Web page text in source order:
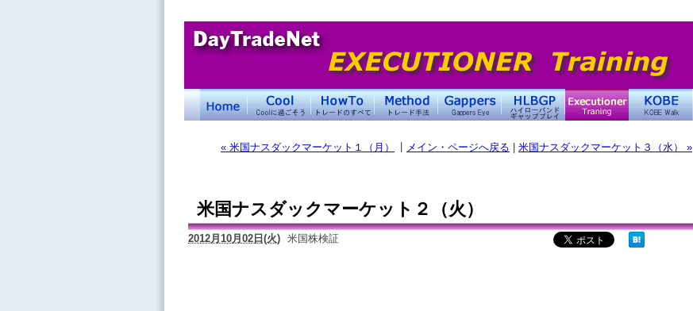
« 米国ナスダックマーケット１（月） メイン・ページへ戻る 米国ナスダックマーケット３（水） »
米国ナスダックマーケット２（火）
2012月10月02日(火) 米国株検証